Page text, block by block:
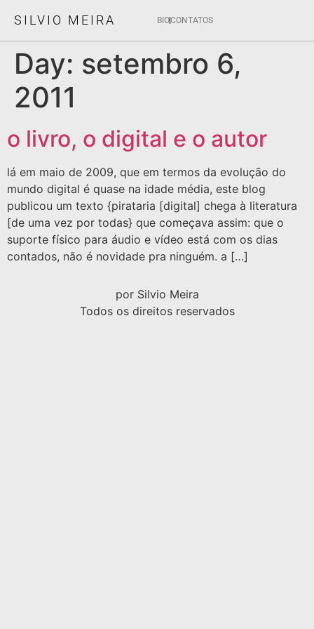
SILVIO MEIRA BIOCONTATOS
Day: setembro 6,
2011
o livro, o digital e o autor
lá em maio de 2009, que em termos da evolução do
mundo digital é quase na idade média, este blog
publicou um texto {pirataria [digital] chega à literatura
[de uma vez por todas} que começava assim: que o
suporte físico para áudio e vídeo está com os dias
contados, não é novidade pra ninguém. a […]
por Silvio Meira
Todos os direitos reservados